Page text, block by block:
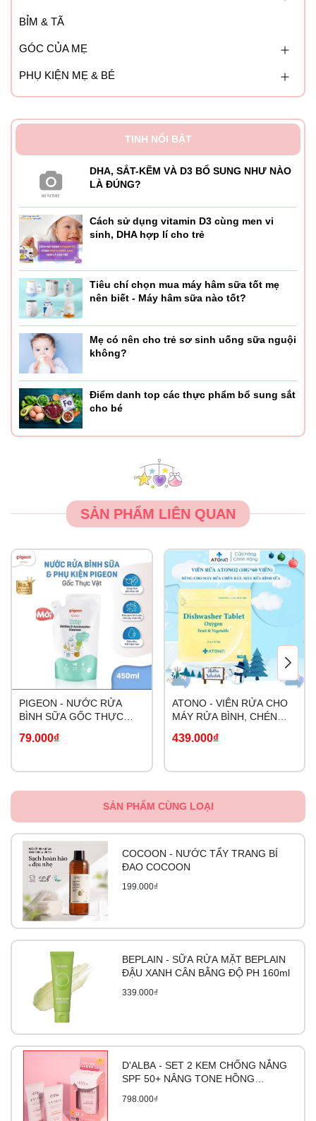
BỈM & TÃ
GÓC CỦA MẸ
PHỤ KIỆN MẸ & BÉ
TINH NỔI BẬT
DHA, SẮT-KẼM VÀ D3 BỔ SUNG NHƯ NÀO
LÀ ĐÚNG?
Cách sử dụng vitamin D3 cùng men vi
sinh, DHA hợp lí cho trẻ
Tiêu chí chọn mua máy hâm sữa tốt mẹ
nên biết - Máy hâm sữa nào tốt?
Mẹ có nên cho trẻ sơ sinh uống sữa nguội
không?
Điểm danh top các thực phẩm bổ sung sắt
cho bé
SẢN PHẨM LIÊN QUAN
PIGEON - NƯỚC RỬA
BÌNH SỮA GỐC THỰC
79.000₫
ATONO - VIÊN RỬA CHO
MÁY RỬA BÌNH, CHÉN
439.000₫
SẢN PHẨM CÙNG LOẠI
COCOON - NƯỚC TẨY TRANG BÍ
ĐAO COCOON
199.000₫
BEPLAIN - SỮA RỬA MẶT BEPLAIN
ĐẬU XANH CÂN BẰNG ĐỘ PH 160ml
339.000₫
D'ALBA - SET 2 KEM CHỐNG NẮNG
SPF 50+ NÂNG TONE HỒNG
50ML
798.000₫